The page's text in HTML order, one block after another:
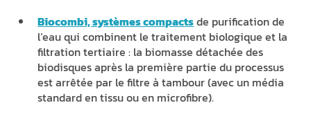
Biocombi, systèmes compactsde purification de
l’eau qui combinent le traitement biologique et la
filtration tertiaire : la biomasse détachée des
biodisques après la première partie du processus
est arrêtée par le filtre à tambour (avec un média
standard en tissu ou en microfibre).